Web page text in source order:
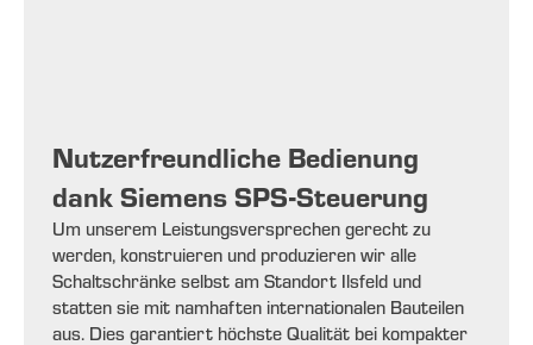
Nutzerfreundliche Bedienung
dank Siemens SPS-Steuerung
Um unserem Leistungsversprechen gerecht zu
werden, konstruieren und produzieren wir alle
Schaltschränke selbst am Standort Ilsfeld und
statten sie mit namhaften internationalen Bauteilen
aus. Dies garantiert höchste Qualität bei kompakter